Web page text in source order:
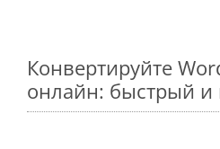
Конвертируйте
онлайн: быстрый и